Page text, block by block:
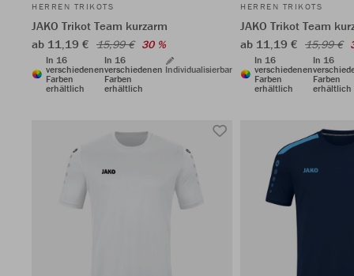
HERREN TRIKOTS
JAKO Trikot Team kurzarm
ab 11,19 € 15,99 € 30 %
In 16
verschiedenen
Farben
erhältlich
In 16
verschiedenen
Farben
erhältlich
Individualisierbar
HERREN TRIKOTS
JAKO Trikot Team
ab 11,19 € 15,99 €
In 16
verschiedenen
Farben
erhältlich
In 16
Farben
erhältlich